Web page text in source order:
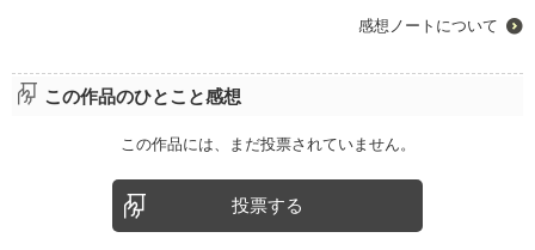
感想ノートについて
この作品のひとこと感想
この作品には、まだ投票されていません。
投票する